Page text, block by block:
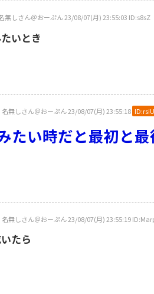
名無しさん＠おーぷん 23/08/07(月) 23:55:03 ID:s8sZ
いとき
名無しさん＠おーぷん 23/08/07(月) 23:55:18 ID:rsiU
たい時だと最初と最
名無しさん＠おーぷん 23/08/07(月) 23:55:19
たら